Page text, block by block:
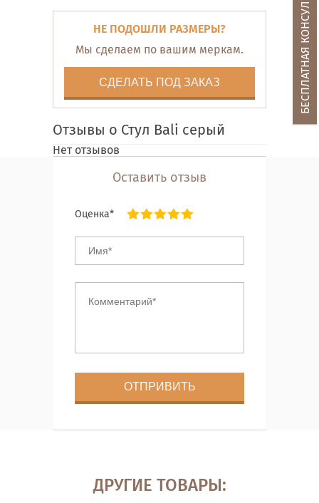
НЕ ПОДОШЛИ РАЗМЕРЫ?
Мы сделаем по вашим меркам.
СДЕЛАТЬ ПОД ЗАКАЗ
Отзывы о Стул Bali серый
Нет отзывов
Оставить отзыв
Оценка*
ДРУГИЕ ТОВАРЫ:
БЕСПЛАТНАЯ КОНСУЛЬТАЦИЯ